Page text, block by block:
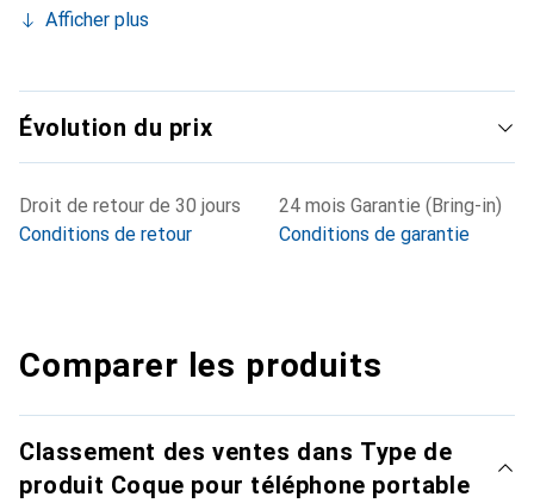
Afficher plus
Évolution du prix
Droit de retour de 30 jours
Conditions de retour
24 mois Garantie (Bring-in)
Conditions de garantie
Comparer les produits
Classement des ventes dans Type de
produit Coque pour téléphone portable